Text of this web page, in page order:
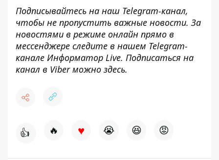
Подписывайтесь на наш Telegram-канал,
чтобы не пропустить важные новости. За
новостями в режиме онлайн прямо в
мессенджере следите в нашем Telegram-
канале Информатор Live. Подписаться на
канал в Viber можно здесь.
👍 🔥 ♥ 😭 😆 😡